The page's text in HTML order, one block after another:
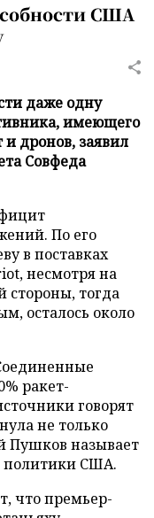
США
даже одну
имеющего
дронов, заявил
Совфеда
По его
в поставках
несмотря на
стороны, тогда
осталось около
ракет-
говорят
не только
Пушков называет
политики США.
что премьер-